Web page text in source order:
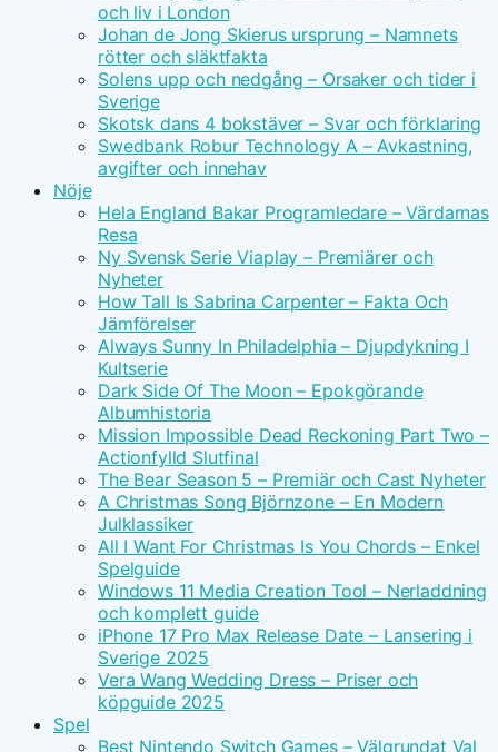
och liv i London
Johan de Jong Skierus ursprung – Namnets
rötter och släktfakta
Solens upp och nedgång – Orsaker och tider i
Sverige
Skotsk dans 4 bokstäver – Svar och förklaring
Swedbank Robur Technology A – Avkastning,
avgifter och innehav
Nöje
Hela England Bakar Programledare – Värdarnas
Resa
Ny Svensk Serie Viaplay – Premiärer och
Nyheter
How Tall Is Sabrina Carpenter – Fakta Och
Jämförelser
Always Sunny In Philadelphia – Djupdykning I
Kultserie
Dark Side Of The Moon – Epokgörande
Albumhistoria
Mission Impossible Dead Reckoning Part Two –
Actionfylld Slutfinal
The Bear Season 5 – Premiär och Cast Nyheter
A Christmas Song Björnzone – En Modern
Julklassiker
All I Want For Christmas Is You Chords – Enkel
Spelguide
Windows 11 Media Creation Tool – Nerladdning
och komplett guide
iPhone 17 Pro Max Release Date – Lansering i
Sverige 2025
Vera Wang Wedding Dress – Priser och
köpguide 2025
Spel
Best Nintendo Switch Games – Välgrundat Val